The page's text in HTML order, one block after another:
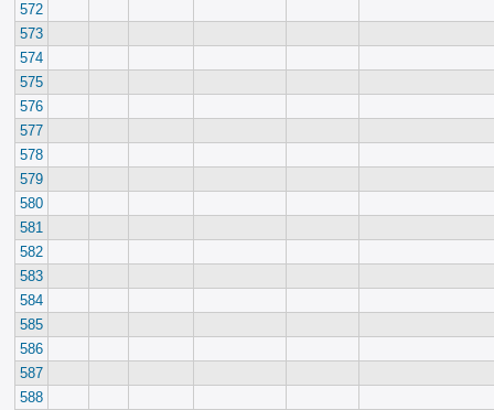
572
573
574
575
576
577
578
579
580
581
582
583
584
585
586
587
588